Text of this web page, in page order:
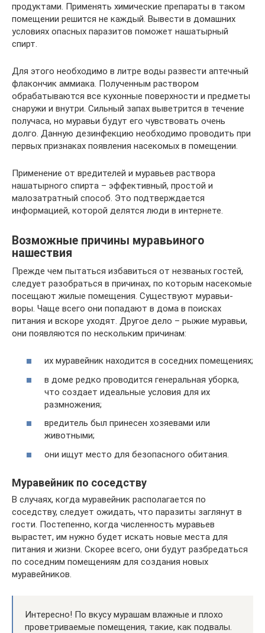
продуктами. Применять химические препараты в таком
помещении решится не каждый. Вывести в домашних
условиях опасных паразитов поможет нашатырный
спирт.
Для этого необходимо в литре воды развести аптечный
флакончик аммиака. Полученным раствором
обрабатываются все кухонные поверхности и предметы
снаружи и внутри. Сильный запах выветрится в течение
получаса, но муравьи будут его чувствовать очень
долго. Данную дезинфекцию необходимо проводить при
первых признаках появления насекомых в помещении.
Применение от вредителей и муравьев раствора
нашатырного спирта – эффективный, простой и
малозатратный способ. Это подтверждается
информацией, которой делятся люди в интернете.
Возможные причины муравьиного
нашествия
Прежде чем пытаться избавиться от незваных гостей,
следует разобраться в причинах, по которым насекомые
посещают жилые помещения. Существуют муравьи-
воры. Чаще всего они попадают в дома в поисках
питания и вскоре уходят. Другое дело – рыжие муравьи,
они появляются по нескольким причинам:
их муравейник находится в соседних помещениях;
в доме редко проводится генеральная уборка,
что создает идеальные условия для их
размножения;
вредитель был принесен хозяевами или
животными;
они ищут место для безопасного обитания.
Муравейник по соседству
В случаях, когда муравейник располагается по
соседству, следует ожидать, что паразиты заглянут в
гости. Постепенно, когда численность муравьев
вырастет, им нужно будет искать новые места для
питания и жизни. Скорее всего, они будут разбредаться
по соседним помещениям для создания новых
муравейников.
Интересно! По вкусу мурашам влажные и плохо
проветриваемые помещения, такие, как подвалы.